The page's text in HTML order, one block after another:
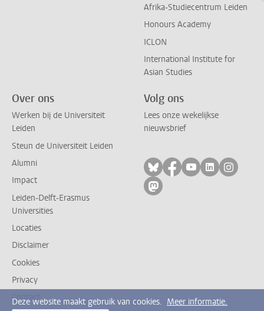
Afrika-Studiecentrum Leiden
Honours Academy
ICLON
International Institute for
Asian Studies
Over ons
Werken bij de Universiteit
Leiden
Steun de Universiteit Leiden
Alumni
Impact
Leiden-Delft-Erasmus
Universities
Locaties
Disclaimer
Cookies
Privacy
Contact
Volg ons
Lees onze wekelijkse
nieuwsbrief
Volg ons op bluesky
Volg ons op
Volg ons op
Volg ons
Volg
Volg ons op mastodon
Deze website maakt gebruik van cookies. Meer informatie.